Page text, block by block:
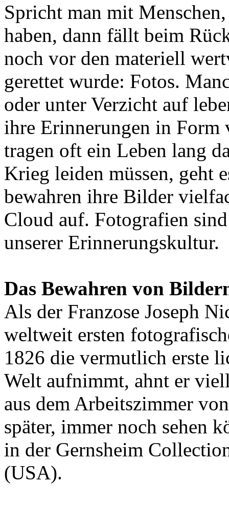
Spricht man mit
haben, dann fällt beim
noch vor den materiell
gerettet wurde: Fotos.
oder unter Verzicht auf
ihre Erinnerungen in Form
tragen oft ein Leben lang
Krieg leiden müssen, geht
bewahren ihre Bilder
Cloud auf. Fotografien
unserer Erinnerungskultur.
Das Bewahren von
Als der Franzose Joseph
weltweit ersten
1826 die vermutlich erste
Welt aufnimmt, ahnt er
aus dem Arbeitszimmer
später, immer noch sehen
in der Gernsheim
(USA).